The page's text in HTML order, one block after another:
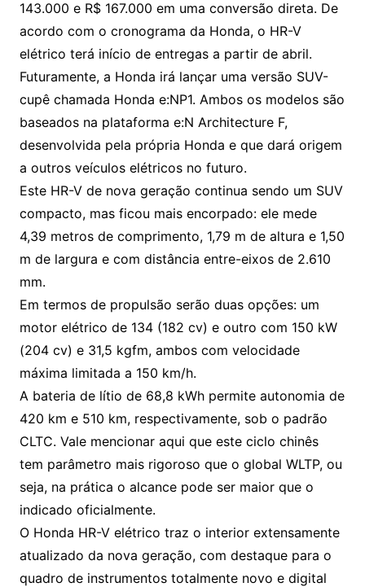
143.000 e R$ 167.000 em uma conversão direta. De
acordo com o cronograma da Honda, o HR-V
elétrico terá início de entregas a partir de abril.
Futuramente, a Honda irá lançar uma versão SUV-
cupê chamada Honda e:NP1. Ambos os modelos são
baseados na plataforma e:N Architecture F,
desenvolvida pela própria Honda e que dará origem
a outros veículos elétricos no futuro.
Este HR-V de nova geração continua sendo um SUV
compacto, mas ficou mais encorpado: ele mede
4,39 metros de comprimento, 1,79 m de altura e 1,50
m de largura e com distância entre-eixos de 2.610
mm.
Em termos de propulsão serão duas opções: um
motor elétrico de 134 (182 cv) e outro com 150 kW
(204 cv) e 31,5 kgfm, ambos com velocidade
máxima limitada a 150 km/h.
A bateria de lítio de 68,8 kWh permite autonomia de
420 km e 510 km, respectivamente, sob o padrão
CLTC. Vale mencionar aqui que este ciclo chinês
tem parâmetro mais rigoroso que o global WLTP, ou
seja, na prática o alcance pode ser maior que o
indicado oficialmente.
O Honda HR-V elétrico traz o interior extensamente
atualizado da nova geração, com destaque para o
quadro de instrumentos totalmente novo e digital